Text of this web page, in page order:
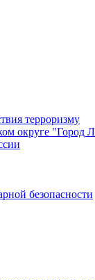
терроризму
округе "Город
безопасности